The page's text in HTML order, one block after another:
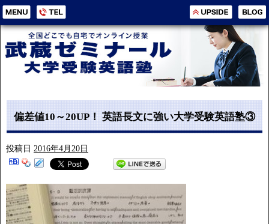
偏差値10～20UP！ 英語長文に強い大学受験英語塾③
投稿日 2016年4月20日